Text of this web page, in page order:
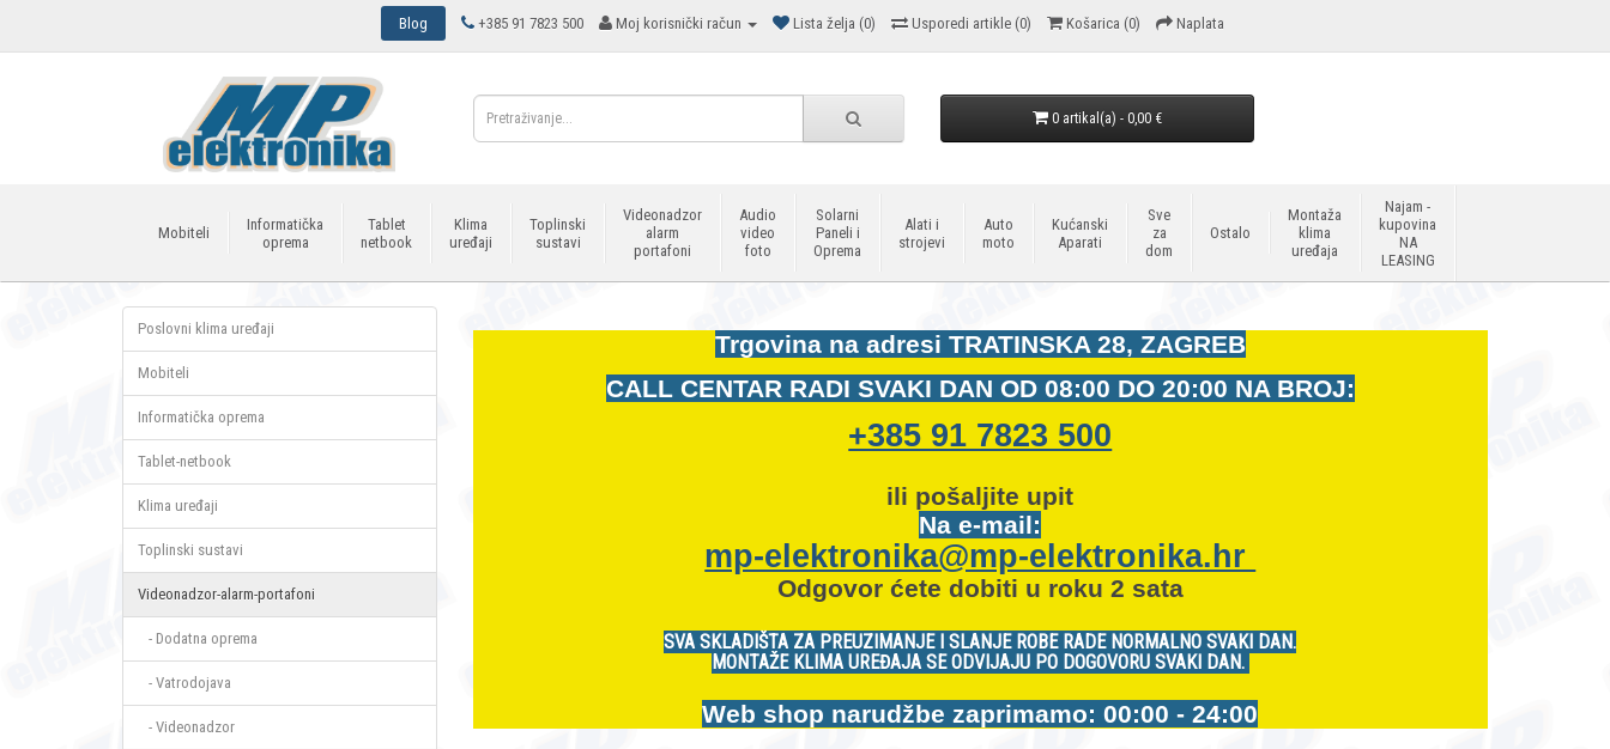
Blog +385 91 7823 500 Moj korisnički račun Lista želja (0) Usporedi artikle (0) Košarica (0) Naplata
0 artikal(a) - 0,00 €
Mobiteli
Informatička
oprema
Tablet
netbook
Klima
uređaji
Toplinski
sustavi
Videonadzor
alarm
portafoni
Audio
video
foto
Solarni
Paneli i
Oprema
Alati i
strojevi
Auto
moto
Kućanski
Aparati
Sve
za
dom
Ostalo
Montaža
klima
uređaja
Najam -
kupovina
NA
LEASING
Poslovni klima uređaji
Mobiteli
Informatička oprema
Tablet-netbook
Klima uređaji
Toplinski sustavi
Videonadzor-alarm-portafoni
- Dodatna oprema
- Vatrodojava
- Videonadzor
Trgovina na adresi TRATINSKA 28, ZAGREB
CALL CENTAR RADI SVAKI DAN OD 08:00 DO 20:00 NA BROJ:
+385 91 7823 500
ili pošaljite upit
Na e-mail:
mp-elektronika@mp-elektronika.hr
Odgovor ćete dobiti u roku 2 sata
SVA SKLADIŠTA ZA PREUZIMANJE I SLANJE ROBE RADE NORMALNO SVAKI DAN.
MONTAŽE KLIMA UREĐAJA SE ODVIJAJU PO DOGOVORU SVAKI DAN.
Web shop narudžbe zaprimamo: 00:00 - 24:00